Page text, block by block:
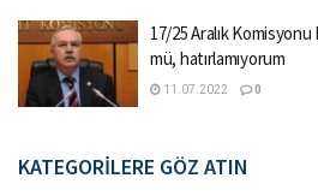
17/25 Aralık
mü, hatırlamıyorum
11.07.2022 0
KATEGORİLERE GÖZ ATIN